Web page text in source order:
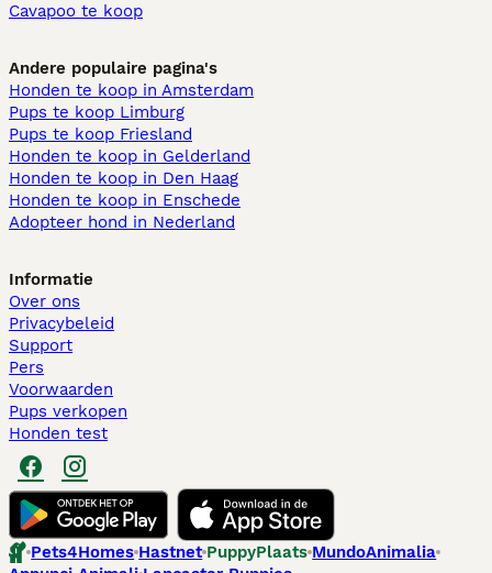
Cavapoo te koop
Andere populaire pagina's
Honden te koop in Amsterdam
Pups te koop Limburg​
Pups te koop Friesland​
Honden te koop in Gelderland
Honden te koop in Den Haag
Honden te koop in Enschede
Adopteer hond in Nederland
Informatie
Over ons
Privacybeleid
Support
Pers
Voorwaarden
Pups verkopen
Honden test
Pets4Homes Hastnet PuppyPlaats MundoAnimalia